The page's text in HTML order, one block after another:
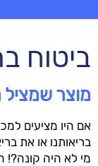
ביטוח
מוצר שמציל
אם היו מציעים
בריאותנו או את
מי לא היה קונה?!